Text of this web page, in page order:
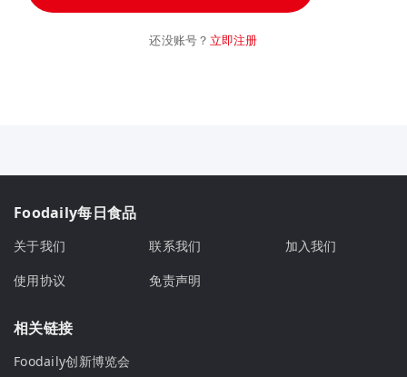
还没账号？ 立即注册
Foodaily每日食品
关于我们 联系我们
加入我们
使用协议
免责声明
相关链接
Foodaily创新博览会